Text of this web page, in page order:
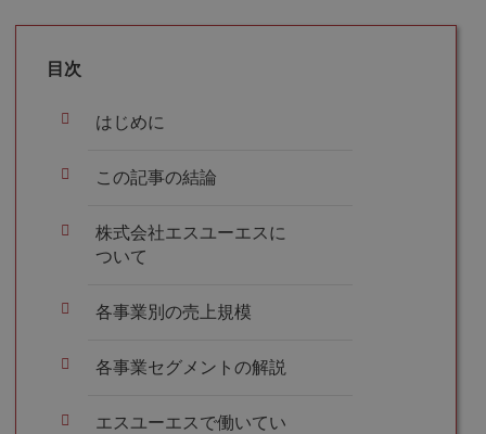
目次
はじめに
この記事の結論
株式会社エスユーエスに
ついて
各事業別の売上規模
各事業セグメントの解説
エスユーエスで働いてい